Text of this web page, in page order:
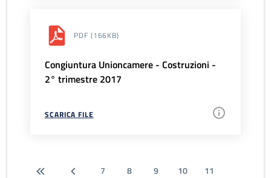
PDF (166KB)
Congiuntura Unioncamere - Costruzioni -
2° trimestre 2017
SCARICA FILE
7 8 9 10
11